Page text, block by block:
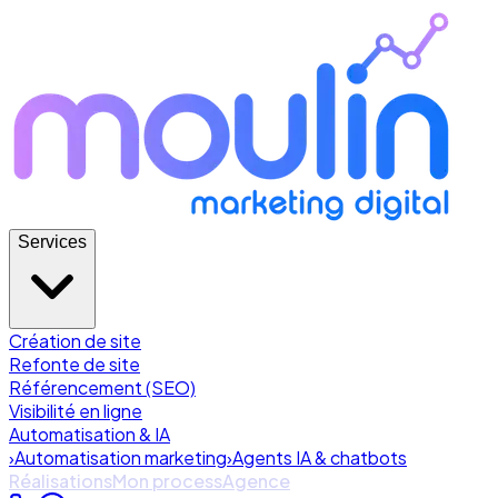
Services
Création de site
Refonte de site
Référencement (SEO)
Visibilité en ligne
Automatisation & IA
›Automatisation marketing›Agents IA & chatbots
RéalisationsMon processAgence